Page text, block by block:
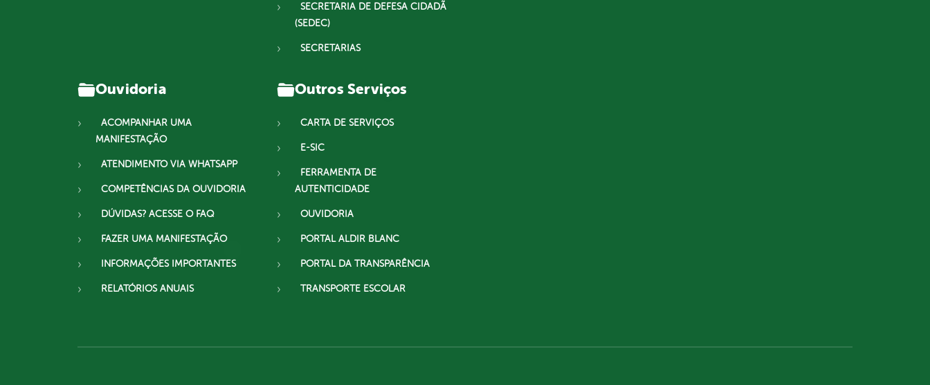
SECRETARIA DE DEFESA CIDADÃ
(SEDEC)
SECRETARIAS
Ouvidoria
ACOMPANHAR UMA
MANIFESTAÇÃO
ATENDIMENTO VIA WHATSAPP
COMPETÊNCIAS DA OUVIDORIA
DÚVIDAS? ACESSE O FAQ
FAZER UMA MANIFESTAÇÃO
INFORMAÇÕES IMPORTANTES
RELATÓRIOS ANUAIS
Outros Serviços
CARTA DE SERVIÇOS
E-SIC
FERRAMENTA DE
AUTENTICIDADE
OUVIDORIA
PORTAL ALDIR BLANC
PORTAL DA TRANSPARÊNCIA
TRANSPORTE ESCOLAR